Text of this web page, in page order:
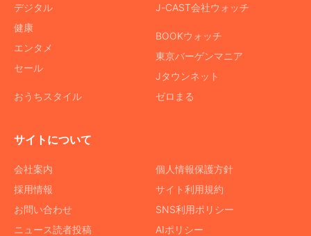
デジタル
健康
エンタメ
セール
おうちスタイル
J-CAST会社ウォッチ
BOOKウォッチ
東京バーゲンマニア
Jタウンネット
ゼロまる
サイトについて
会社案内
採用情報
お問い合わせ
ニュース読者投稿
個人情報保護方針
サイト利用規約
SNS利用ポリシー
AIポリシー